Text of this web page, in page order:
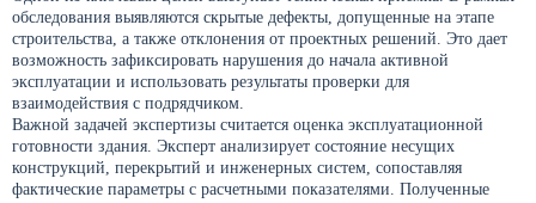
обследования выявляются скрытые дефекты, допущенные на этапе
строительства, а также отклонения от проектных решений. Это дает
возможность зафиксировать нарушения до начала активной
эксплуатации и использовать результаты проверки для
взаимодействия с подрядчиком.
Важной задачей экспертизы считается оценка эксплуатационной
готовности здания. Эксперт анализирует состояние несущих
конструкций, перекрытий и инженерных систем, сопоставляя
фактические параметры с расчетными показателями. Полученные